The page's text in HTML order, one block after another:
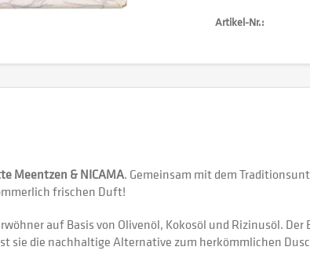
Artikel-Nr.:
Meentzen & NICAMA. Gemeinsam mit dem
frischen Duft!
auf Basis von Olivenöl, Kokosöl und Rizinusöl.
sie die nachhaltige Alternative zum herkömmlichen